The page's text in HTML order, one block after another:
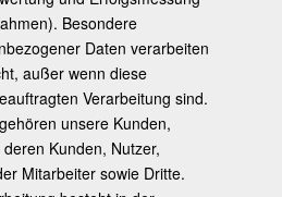
Besondere
Daten verarbeiten
außer wenn diese
Verarbeitung sind.
unsere Kunden,
Kunden, Nutzer,
Mitarbeiter sowie Dritte.